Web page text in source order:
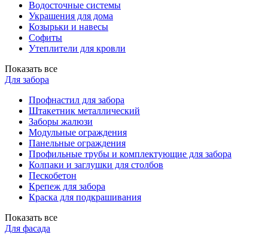
Водосточные системы
Украшения для дома
Козырьки и навесы
Софиты
Утеплители для кровли
Показать все
Для забора
Профнастил для забора
Штакетник металлический
Заборы жалюзи
Модульные ограждения
Панельные ограждения
Профильные трубы и комплектующие для забора
Колпаки и заглушки для столбов
Пескобетон
Крепеж для забора
Краска для подкрашивания
Показать все
Для фасада